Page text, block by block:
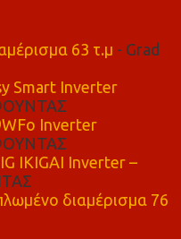
63 τ.μ - Grad
Smart Inverter
Inverter
IKIGAI Inverter –
διαμέρισμα 76